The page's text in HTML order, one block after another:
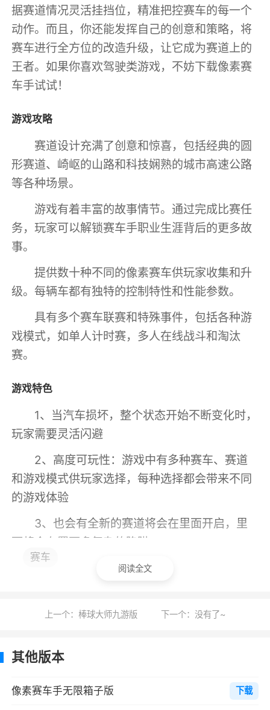
据赛道情况灵活挂挡位，精准把控赛车的每一个
动作。而且，你还能发挥自己的创意和策略，将
赛车进行全方位的改造升级，让它成为赛道上的
王者。如果你喜欢驾驶类游戏，不妨下载像素赛
车手试试！
游戏攻略
赛道设计充满了创意和惊喜，包括经典的圆
形赛道、崎岖的山路和科技娴熟的城市高速公路
等各种场景。
游戏有着丰富的故事情节。通过完成比赛任
务，玩家可以解锁赛车手职业生涯背后的更多故
事。
提供数十种不同的像素赛车供玩家收集和升
级。每辆车都有独特的控制特性和性能参数。
具有多个赛车联赛和特殊事件，包括各种游
戏模式，如单人计时赛，多人在线战斗和淘汰
赛。
游戏特色
1、当汽车损坏，整个状态开始不断变化时，
玩家需要灵活闪避
2、高度可玩性：游戏中有多种赛车、赛道
和游戏模式供玩家选择，每种选择都会带来不同
的游戏体验
3、也会有全新的赛道将会在里面开启，里
面将会布置更多复杂的陷阱
4、模仿儿童街机赛车游戏，带来怀旧的游
的赛车，包括车身颜色、轮胎类型、引擎性能等
6、模拟真实的赛车规则，体验最真实的赛
赛车
阅读全文
上一个：棒球大师九游版 下一个：没有了~
其他版本
像素赛车手无限箱子版 下载